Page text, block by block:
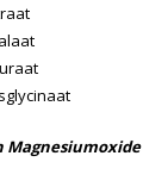
Magnesiumoxide